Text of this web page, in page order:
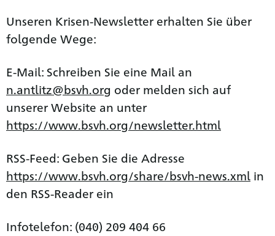
Unseren Krisen-Newsletter erhalten Sie über
folgende Wege:
E-Mail: Schreiben Sie eine Mail an
n.antlitz@bsvh.org oder melden sich auf
unserer Website an unter
https://www.bsvh.org/newsletter.html
RSS-Feed: Geben Sie die Adresse
https://www.bsvh.org/share/bsvh-news.xml in
den RSS-Reader ein
Infotelefon: (040) 209 404 66